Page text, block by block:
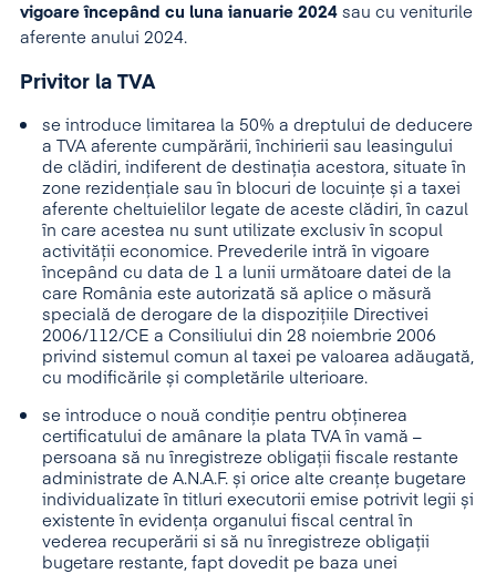
vigoare începând cu luna ianuarie 2024 sau cu veniturile
aferente anului 2024.
Privitor la TVA
se introduce limitarea la 50% a dreptului de deducere
a TVA aferente cumpărării, închirierii sau leasingului
de clădiri, indiferent de destinația acestora, situate în
zone rezidențiale sau în blocuri de locuințe și a taxei
aferente cheltuielilor legate de aceste clădiri, în cazul
în care acestea nu sunt utilizate exclusiv în scopul
activității economice. Prevederile intră în vigoare
începând cu data de 1 a lunii următoare datei de la
care România este autorizată să aplice o măsură
specială de derogare de la dispozițiile Directivei
2006/112/CE a Consiliului din 28 noiembrie 2006
privind sistemul comun al taxei pe valoarea adăugată,
cu modificările și completările ulterioare.
se introduce o nouă condiție pentru obținerea
certificatului de amânare la plata TVA în vamă –
persoana să nu înregistreze obligații fiscale restante
administrate de A.N.A.F. și orice alte creanțe bugetare
individualizate în titluri executorii emise potrivit legii și
existente în evidența organului fiscal central în
vederea recuperării si să nu înregistreze obligații
bugetare restante, fapt dovedit pe baza unei